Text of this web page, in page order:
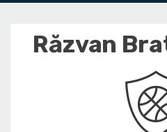
Răzvan